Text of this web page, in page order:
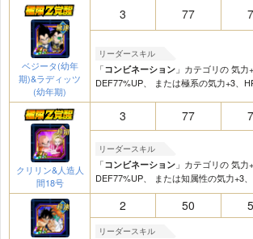
ベジータ(幼年
期)&ラディッツ
(幼年期)
3 77
リーダースキル
「コンビネーション 」カテゴリの 気力
DEF77%UP、 または極系の気力+3、
クリリン&人造人
間18号
3 77
リーダースキル
「コンビネーション 」カテゴリの 気力
DEF77%UP、 または知属性の気力+3
2 50
リーダースキル